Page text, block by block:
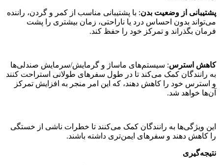
پشتیبانی از وضعیت بدن: با پشتیبانی مناسب از کمر و گردن، راننده
می‌تواند بدون احساس درد یا ناراحتی، زمان بیشتری را پشت
فرمان بگذراند و تمرکز خود را حفظ کند.
کاهش استرس: سیستم‌های ماساژ و گرمایش/سرمایش صندلی‌ها
به رانندگان کمک می‌کند تا در طول سفرهای طولانی استراحت کنند
و استرس خود را کاهش دهند، که این امر منجر به افزایش تمرکز
آن‌ها خواهد شد.
این ویژگی‌ها به رانندگان کمک می‌کنند تا خطرات ناشی از خستگی
را کاهش دهند و سفرهای ایمن‌تری داشته باشند.
نتیجه‌گیری